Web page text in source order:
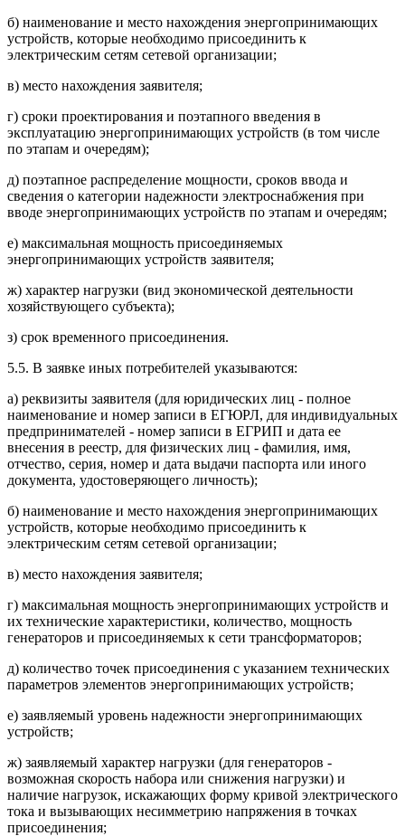
б) наименование и место нахождения энергопринимающих
устройств, которые необходимо присоединить к
электрическим сетям сетевой организации;
в) место нахождения заявителя;
г) сроки проектирования и поэтапного введения в
эксплуатацию энергопринимающих устройств (в том числе
по этапам и очередям);
д) поэтапное распределение мощности, сроков ввода и
сведения о категории надежности электроснабжения при
вводе энергопринимающих устройств по этапам и очередям;
е) максимальная мощность присоединяемых
энергопринимающих устройств заявителя;
ж) характер нагрузки (вид экономической деятельности
хозяйствующего субъекта);
з) срок временного присоединения.
5.5. В заявке иных потребителей указываются:
а) реквизиты заявителя (для юридических лиц - полное
наименование и номер записи в ЕГЮРЛ, для индивидуальных
предпринимателей - номер записи в ЕГРИП и дата ее
внесения в реестр, для физических лиц - фамилия, имя,
отчество, серия, номер и дата выдачи паспорта или иного
документа, удостоверяющего личность);
б) наименование и место нахождения энергопринимающих
устройств, которые необходимо присоединить к
электрическим сетям сетевой организации;
в) место нахождения заявителя;
г) максимальная мощность энергопринимающих устройств и
их технические характеристики, количество, мощность
генераторов и присоединяемых к сети трансформаторов;
д) количество точек присоединения с указанием технических
параметров элементов энергопринимающих устройств;
е) заявляемый уровень надежности энергопринимающих
устройств;
ж) заявляемый характер нагрузки (для генераторов -
возможная скорость набора или снижения нагрузки) и
наличие нагрузок, искажающих форму кривой электрического
тока и вызывающих несимметрию напряжения в точках
присоединения;